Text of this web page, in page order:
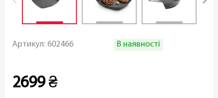
Артикул: 602466 В наявності
2699 ₴